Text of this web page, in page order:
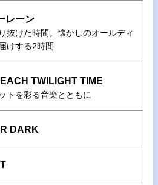
レーン
抜けた時間。懐かしのオールディ
けする2時間
TWILIGHT TIME
トを彩る音楽とともに
DARK